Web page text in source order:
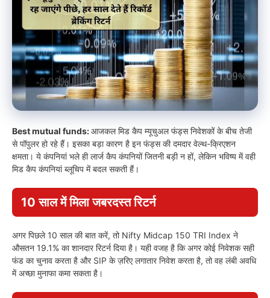
Best mutual funds:आजकल मिड कैप म्यूचुअल फंड्स निवेशकों के बीच तेजी
से पॉपुलर हो रहे हैं। इसका बड़ा कारण है इन फंड्स की दमदार वेल्थ-क्रिएशन
क्षमता। ये कंपनियां भले ही लार्ज कैप कंपनियों जितनी बड़ी न हों, लेकिन भविष्य में वही
मिड कैप कंपनियां ब्लूचिप में बदल सकती हैं।
10 साल में मिला जबरदस्त रिटर्न
अगर पिछले 10 साल की बात करें, तो Nifty Midcap 150 TRI Index ने
औसतन 19.1% का शानदार रिटर्न दिया है। यही वजह है कि अगर कोई निवेशक सही
फंड का चुनाव करता है और SIP के ज़रिए लगातार निवेश करता है, तो वह लंबी अवधि
में अच्छा मुनाफा कमा सकता है।